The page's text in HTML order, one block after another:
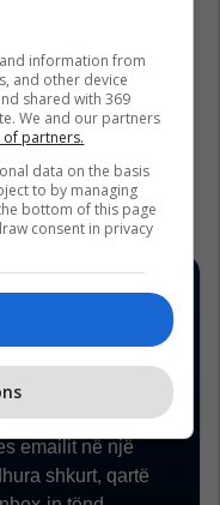
fjalë për
ka përparësi të
information from
and other device
shared with 369
We and our partners
of partners.
data on the basis
to by managing
bottom of this page
consent in privacy